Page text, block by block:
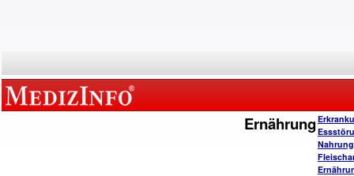
Ernährung